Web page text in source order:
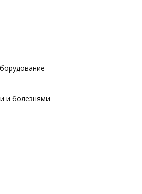
и болезнями